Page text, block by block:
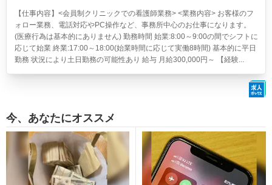
【仕事内容】<会員制クリニックでの看護師業務> <業務内容> お客様のフ
ォロー業務、電話対応やPC操作など、事務所中心のお仕事になります。
(医療行為は基本的にありません) 勤務時間 始業:8:00～9:00の間でシフトに
応じて始業 終業:17:00～18:00(始業時間に応じて実働8時間) 基本的に平日
勤務 状況により土日勤務の可能性あり 給与 月給300,000円～ 【経験...
今、あなたにオススメ